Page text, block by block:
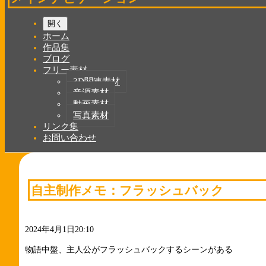
開く
ホーム
作品集
ブログ
フリー素材
3D関連素材
音源素材
動画素材
写真素材
リンク集
お問い合わせ
自主制作メモ：フラッシュバック
2024年4月1日20:10
物語中盤、主人公がフラッシュバックするシーンがある